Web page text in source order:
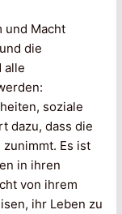
und Macht
die
alle
soziale
dazu, dass die
Es ist
in ihren
von ihrem
ihr Leben zu